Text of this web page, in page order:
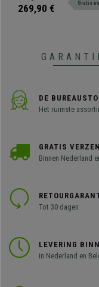
comfortabel en innovatief
269,90 € Gratis
DE
Het ruimste
GRATIS
Binnen Nederland
Tot 30 dagen
LEVERING
in Nederland en